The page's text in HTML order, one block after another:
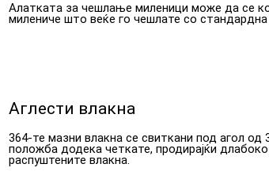
Алатката за чешлање миленици може да се
милениче што веќе го чешлате со
Аглести влакна
364-те мазни влакна се свиткани под агол од
положба додека четкате, продирајќи длабоко
распуштените влакна.